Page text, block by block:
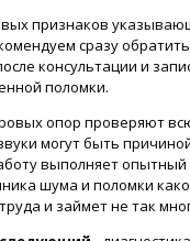
признаков
сразу
консультации и
поломки.
опор проверяют
могут быть
выполняет опытный
шума и поломки
и займет не так